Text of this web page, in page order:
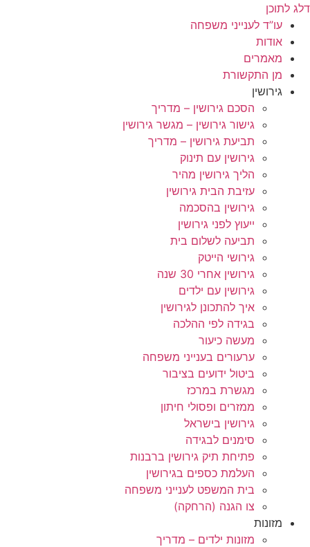
דלג לתוכן
עו”ד לענייני משפחה
אודות
מאמרים
מן התקשורת
גירושין
הסכם גירושין – מדריך
גישור גירושין – מגשר גירושין
תביעת גירושין – מדריך
גירושין עם תינוק
הליך גירושין מהיר
עזיבת הבית גירושין
גירושין בהסכמה
ייעוץ לפני גירושין
תביעה לשלום בית
גירושי הייטק
גירושין אחרי 30 שנה
גירושין עם ילדים
איך להתכונן לגירושין
בגידה לפי ההלכה
מעשה כיעור
ערעורים בענייני משפחה
ביטול ידועים בציבור
מגשרת במרכז
ממזרים ופסולי חיתון
גירושין בישראל
סימנים לבגידה
פתיחת תיק גירושין ברבנות
העלמת כספים בגירושין
בית המשפט לענייני משפחה
צו הגנה (הרחקה)
מזונות
מזונות ילדים – מדריך